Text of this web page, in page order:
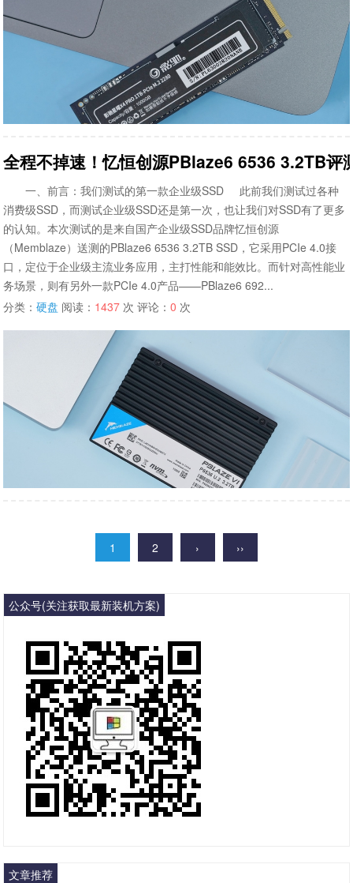
全程不掉速！忆恒创源PBlaze6 6536 3.2TB评
一、前言：我们测试的第一款企业级SSD 此前我们测试过各种
消费级SSD，而测试企业级SSD还是第一次，也让我们对SSD有了更多
的认知。本次测试的是来自国产企业级SSD品牌忆恒创源
（Memblaze）送测的PBlaze6 6536 3.2TB SSD，它采用PCIe 4.0接
口，定位于企业级主流业务应用，主打性能和能效比。而针对高性能业
务场景，则有另外一款PCIe 4.0产品——PBlaze6 692...
分类：硬盘 阅读： 1437 次 评论：0 次
1 2 › ››
公众号(关注获取最新装机方案)
文章推荐